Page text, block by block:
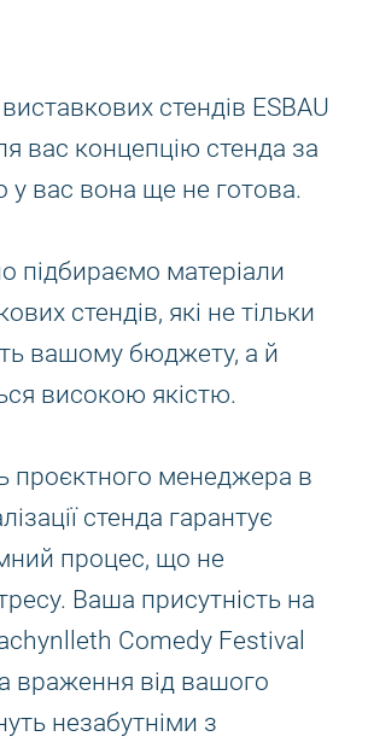
стендів ESBAU
вас концепцію стенда за
у вас вона ще не готова.
підбираємо матеріали
стендів, які не тільки
вашому бюджету, а й
високою якістю.
проєктного менеджера в
стенда гарантує
процес, що не
Ваша присутність на
Comedy Festival
враження від вашого
незабутніми з